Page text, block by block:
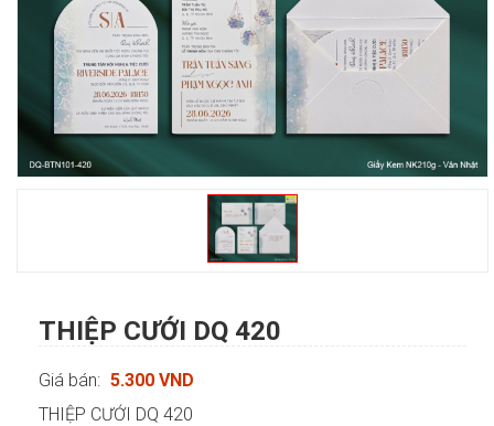
THIỆP CƯỚI DQ 420
Giá bán: 5.300 VND
THIỆP CƯỚI DQ 420